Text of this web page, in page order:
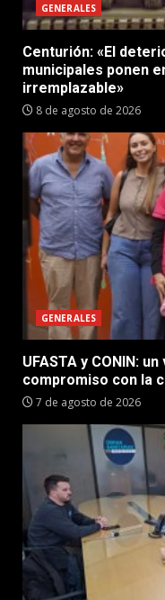
GENERALES
Centurión: «El
municipales ponen
irremplazable»
8 de agosto de 2026
GENERALES
UFASTA y CONIN:
compromiso con la
7 de agosto de 2026